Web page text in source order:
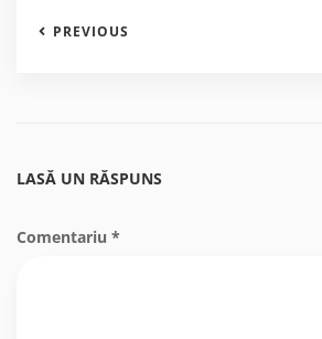
PREVIOUS
LASĂ UN RĂSPUNS
Comentariu *